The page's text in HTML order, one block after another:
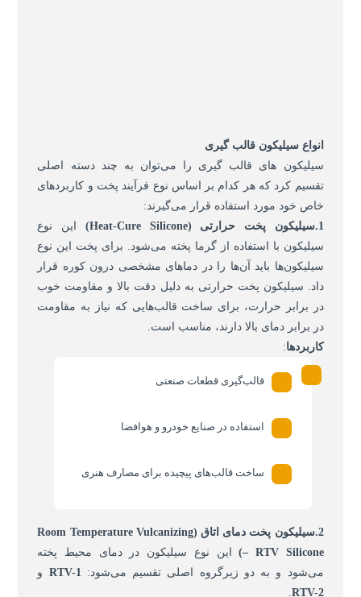
انواع سیلیکون قالب گیری
سیلیکون های قالب گیری را می‌توان به چند دسته اصلی
تقسیم کرد که هر کدام بر اساس نوع فرآیند پخت و کاربردهای
خاص خود مورد استفاده قرار می‌گیرند:
1.سیلیکون پخت حرارتی
(Heat-Cure Silicone)
این نوع
سیلیکون با استفاده از گرما پخته می‌شود. برای پخت این نوع
سیلیکون‌ها باید آن‌ها را در دماهای مشخصی درون کوره قرار
داد. سیلیکون پخت حرارتی به دلیل دقت بالا و مقاومت خوب
در برابر حرارت، برای ساخت قالب‌هایی که نیاز به مقاومت
در برابر دمای بالا دارند، مناسب است.
کاربردها:
قالب‌گیری قطعات صنعتی
استفاده در صنایع خودرو و هوافضا
ساخت قالب‌های پیچیده برای مصارف هنری
2.سیلیکون پخت دمای اتاق
(Room Temperature Vulcanizing
– RTV Silicone) این نوع سیلیکون در دمای محیط پخته
می‌شود و به دو زیرگروه اصلی تقسیم می‌شود:RTV-1 و
RTV-2
.